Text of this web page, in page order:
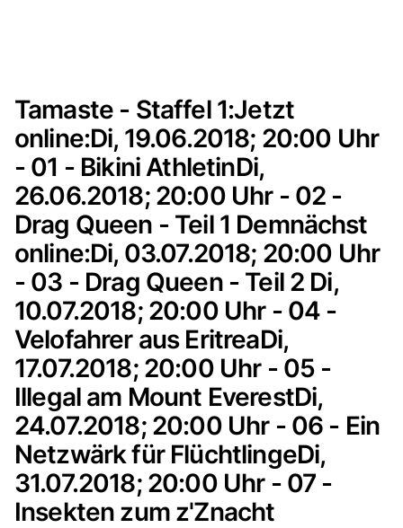
Tamaste - Staffel 1:Jetzt
online:Di, 19.06.2018; 20:00 Uhr
- 01 - Bikini AthletinDi,
26.06.2018; 20:00 Uhr - 02 -
Drag Queen - Teil 1 Demnächst
online:Di, 03.07.2018; 20:00 Uhr
- 03 - Drag Queen - Teil 2 Di,
10.07.2018; 20:00 Uhr - 04 -
Velofahrer aus EritreaDi,
17.07.2018; 20:00 Uhr - 05 -
Illegal am Mount EverestDi,
24.07.2018; 20:00 Uhr - 06 - Ein
Netzwärk für FlüchtlingeDi,
31.07.2018; 20:00 Uhr - 07 -
Insekten zum z'Znacht